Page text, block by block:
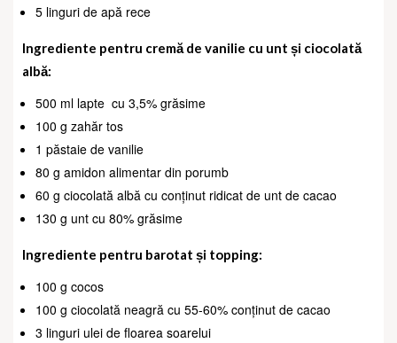
5 linguri de apă rece
Ingrediente pentru cremă de vanilie cu unt și ciocolată
albă:
500 ml lapte cu 3,5% grăsime
100 g zahăr tos
1 păstaie de vanilie
80 g amidon alimentar din porumb
60 g ciocolată albă cu conținut ridicat de unt de cacao
130 g unt cu 80% grăsime
Ingrediente pentru barotat și topping:
100 g cocos
100 g ciocolată neagră cu 55-60% conținut de cacao
3 linguri ulei de floarea soarelui